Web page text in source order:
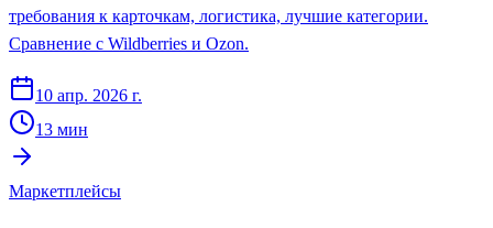
требования к карточкам, логистика, лучшие категории.
Сравнение с Wildberries и Ozon.
10 апр. 2026 г.
13 мин
Маркетплейсы